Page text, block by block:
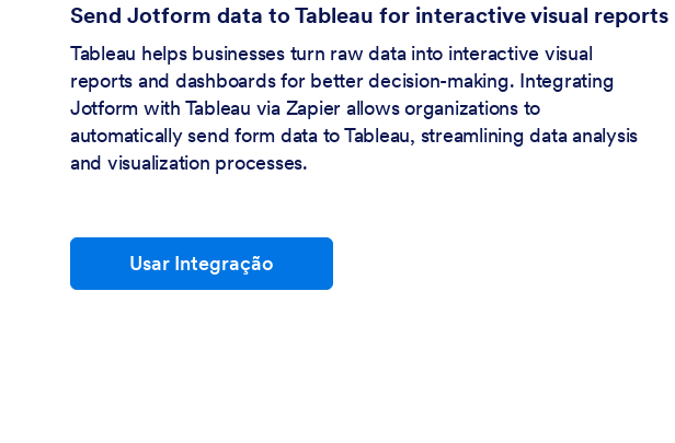
Send Jotform data to Tableau for interactive visual reports
Tableau helps businesses turn raw data into interactive visual
reports and dashboards for better decision-making. Integrating
Jotform with Tableau via Zapier allows organizations to
automatically send form data to Tableau, streamlining data analysis
and visualization processes.
Usar Integração